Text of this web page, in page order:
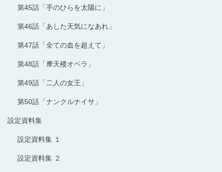
第45話「手のひらを太陽に」
第46話「あした天気になあれ」
第47話「全ての血を超えて」
第48話「摩天楼オペラ」
第49話「二人の女王」
第50話「ナンクルナイサ」
設定資料集
設定資料集 １
設定資料集 ２